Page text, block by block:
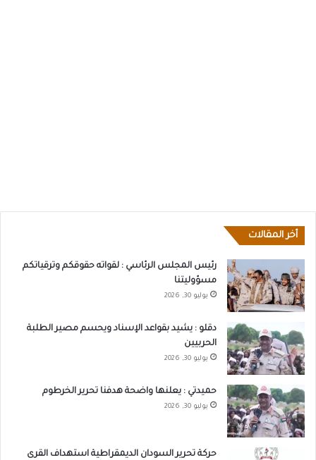
أخر المقالات
رئيس المجلس الرئاسي : لقواته حقوقكم وترقياتكم
مسؤوليتنا
يوليو 30, 2026
دقلو : يشيد بقواعد الإسناد ويحسم مصير الطلبة
الحربيين
يوليو 30, 2026
حميدتي : يعلنها واضحة هدفنا تحرير الخرطوم
يوليو 30, 2026
حركة تحرير السودان الديمقراطية استهداف القرى